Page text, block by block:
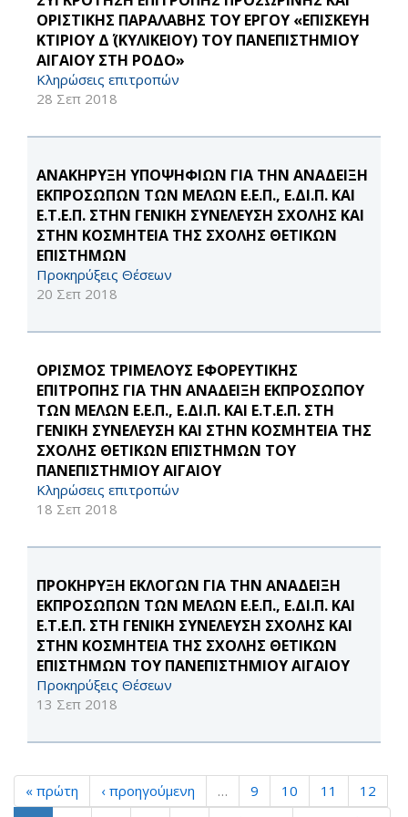
ΟΡΙΣΤΙΚΗΣ ΠΑΡΑΛΑΒΗΣ ΤΟΥ ΕΡΓΟΥ «ΕΠΙΣΚΕΥΗ
ΚΤΙΡΙΟΥ Δ΄ (ΚΥΛΙΚΕΙΟΥ) ΤΟΥ ΠΑΝΕΠΙΣΤΗΜΙΟΥ
ΑΙΓΑΙΟΥ ΣΤΗ ΡΟΔΟ»
Κληρώσεις επιτροπών
28 Σεπ 2018
AΝΑΚΗΡΥΞΗ ΥΠΟΨΗΦΙΩΝ ΓΙΑ ΤΗΝ ΑΝΑΔΕΙΞΗ
ΕΚΠΡΟΣΩΠΩΝ ΤΩΝ ΜΕΛΩΝ Ε.Ε.Π., Ε.ΔΙ.Π. ΚΑΙ
Ε.Τ.Ε.Π. ΣΤΗΝ ΓΕΝΙΚΗ ΣΥΝΕΛΕΥΣΗ ΣΧΟΛΗΣ ΚΑΙ
ΣΤΗΝ ΚΟΣΜΗΤΕΙΑ ΤΗΣ ΣΧΟΛΗΣ ΘΕΤΙΚΩΝ
ΕΠΙΣΤΗΜΩΝ
Προκηρύξεις Θέσεων
20 Σεπ 2018
ΟΡΙΣΜΟΣ ΤΡΙΜΕΛΟΥΣ ΕΦΟΡΕΥΤΙΚΗΣ
ΕΠΙΤΡΟΠΗΣ ΓΙΑ ΤΗΝ ΑΝΑΔΕΙΞΗ ΕΚΠΡΟΣΩΠΟΥ
ΤΩΝ ΜΕΛΩΝ Ε.Ε.Π., Ε.ΔΙ.Π. ΚΑΙ Ε.Τ.Ε.Π. ΣΤΗ
ΓΕΝΙΚΗ ΣΥΝΕΛΕΥΣΗ ΚΑΙ ΣΤΗΝ ΚΟΣΜΗΤΕΙΑ ΤΗΣ
ΣΧΟΛΗΣ ΘΕΤΙΚΩΝ ΕΠΙΣΤΗΜΩΝ ΤΟΥ
ΠΑΝΕΠΙΣΤΗΜΙΟΥ ΑΙΓΑΙΟΥ
Κληρώσεις επιτροπών
18 Σεπ 2018
ΠΡΟΚΗΡΥΞΗ ΕΚΛΟΓΩΝ ΓΙΑ ΤΗΝ ΑΝΑΔΕΙΞΗ
ΕΚΠΡΟΣΩΠΩΝ ΤΩΝ ΜΕΛΩΝ Ε.Ε.Π., Ε.ΔΙ.Π. ΚΑΙ
Ε.Τ.Ε.Π. ΣΤΗ ΓΕΝΙΚΗ ΣΥΝΕΛΕΥΣΗ ΣΧΟΛΗΣ ΚΑΙ
ΣΤΗΝ ΚΟΣΜΗΤΕΙΑ ΤΗΣ ΣΧΟΛΗΣ ΘΕΤΙΚΩΝ
ΕΠΙΣΤΗΜΩΝ ΤΟΥ ΠΑΝΕΠΙΣΤΗΜΙΟΥ ΑΙΓΑΙΟΥ
Προκηρύξεις Θέσεων
13 Σεπ 2018
« πρώτη ‹ προηγούμενη … 9 10 11
12